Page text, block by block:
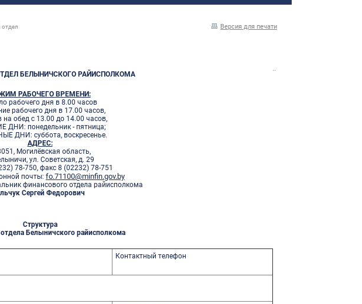
Версия для печати
..
БЕЛЫНИЧСКОГО РАЙИСПОЛКОМА
РАБОЧЕГО ВРЕМЕНИ:
рабочего дня в 8.00 часов
рабочего дня в 17.00 часов,
на обед с 13.00 до 14.00 часов,
ДНИ: понедельник - пятница;
ДНИ: суббота, воскресенье.
АДРЕС:
Могилёвская область,
ул. Советская, д. 29
78-750, факс 8 (02232) 78-751
почты:fo.71100@minfin.gov.by
финансового отдела райисполкома
Сергей Федорович
Структура
Белыничского райисполкома
Контактный телефон